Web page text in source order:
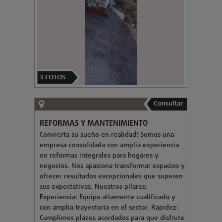
3 FOTOS
Consultar
REFORMAS Y MANTENIMIENTO
Convierta su sueño en realidad! Somos una
empresa consolidada con amplia experiencia
en reformas integrales para hogares y
negocios. Nos apasiona transformar espacios y
ofrecer resultados excepcionales que superen
sus expectativas. Nuestros pilares:
Experiencia: Equipo altamente cualificado y
con amplia trayectoria en el sector. Rapidez:
Cumplimos plazos acordados para que disfrute